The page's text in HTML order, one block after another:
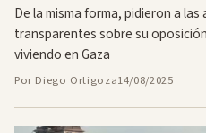
De la misma forma, pidieron a
transparentes sobre su
viviendo en Gaza
Por Diego Ortigoza14/08/2025